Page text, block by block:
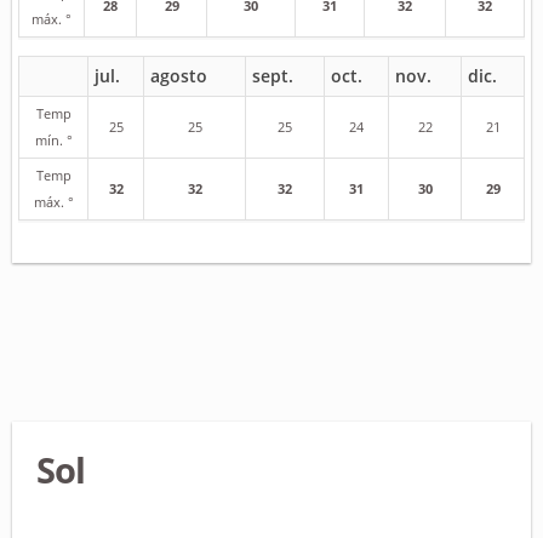
máx. °
28 29 30 31 32 32
jul. agosto sept. oct. nov. dic.
Temp
mín. °
25 25 25 24 22 21
Temp
máx. °
32 32 32 31 30 29
Sol